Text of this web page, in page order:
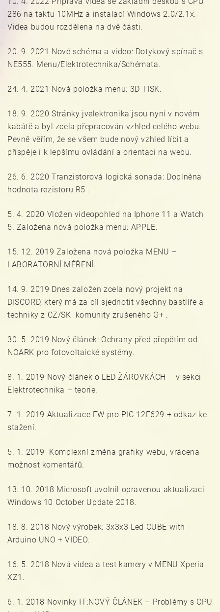
286 na taktu 10MHz a instalací Windows 2.0/2.1x.
Videa budou rozdělena na dvě části.
20. 9. 2021 Nové schéma a video: Dotykový spínač s
NE555. Menu/Elektrotechnika/Schémata.
24. 4. 2021 Nová položka menu: 3D TISK.
18. 9. 2020 Stránky jvelektronika jsou nyní v novém
kabátě a byl zcela přepracován vzhled celého webu.
Pevně věřím, že se všem bude nový vzhled líbit a
přispěje i k lepšímu ovládání a orientaci na webu.
26. 6. 2020 Tranzistorová logická sonada: Doplněna
hodnota rezistoru R5 .
5. 4. 2020 Vložen videopohled na Iphone 11 a Watch
5. Založena nová položka menu: APPLE.
15. 12. 2019 Založena nová položka MENU –
LABORATORNÍ MĚŘENÍ.
14. 9. 2019 Dnes založen zcela nový projekt na
DISCORD, který má za cíl sjednotit všechny bastlíře a
techniky z CZ/SK komunity zrušeného G+ .
30. 5. 2019 Nový článek: Ochrany před přepětím od
NOARK pro fotovoltaické systémy.
8. 1. 2019 Nový článek o LED ŽÁROVKÁCH – v sekci
Elektrotechnika – teorie.
7. 1. 2019 Aktualizace FW pro PIC 12F629 + odkaz ke
stažení.
5. 1. 2019 Komplexní změna grafiky webu, vrácena
možnost komentářů.
13. 10. 2018 Microsoft uvolnil opravenou aktualizaci
Windows 10 October Update 2018.
18. 8. 2018 Nový výrobek: 3x3x3 Led CUBE with
Arduino UNO + VIDEO.
16. 5. 2018 Nová videa a test kamery v MENU Xperia
XZ1.
6. 1. 2018 Novinky IT:NOVÝ ČLÁNEK – Problémy s CPU